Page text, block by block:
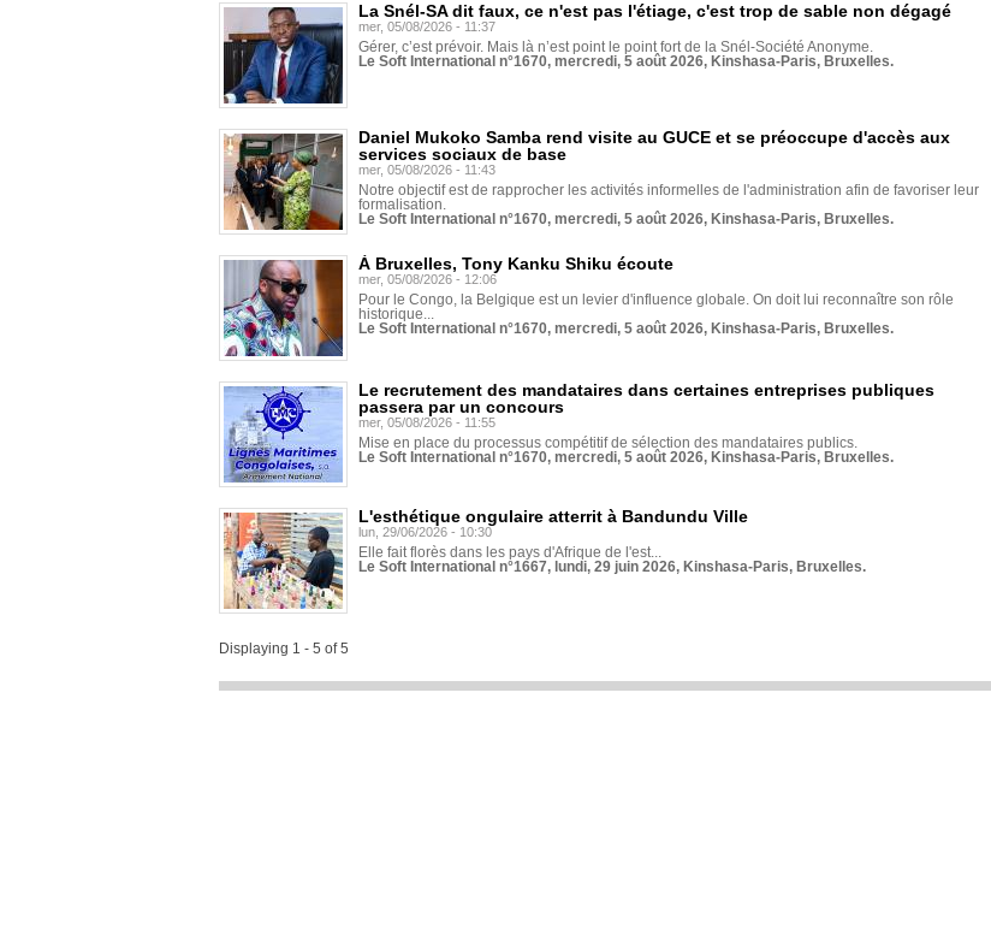
La Snél-SA dit faux, ce n'est pas l'étiage, c'est trop de sable non dégagé
mer, 05/08/2026 - 11:37
Gérer, c’est prévoir. Mais là n’est point le point fort de la Snél-Société Anonyme.
Le Soft International n°1670, mercredi, 5 août 2026, Kinshasa-Paris, Bruxelles.
Daniel Mukoko Samba rend visite au GUCE et se préoccupe d'accès aux
services sociaux de base
mer, 05/08/2026 - 11:43
Notre objectif est de rapprocher les activités informelles de l'administration afin de favoriser leur
formalisation.
Le Soft International n°1670, mercredi, 5 août 2026, Kinshasa-Paris, Bruxelles.
À Bruxelles, Tony Kanku Shiku écoute
mer, 05/08/2026 - 12:06
Pour le Congo, la Belgique est un levier d'influence globale. On doit lui reconnaître son rôle
historique...
Le Soft International n°1670, mercredi, 5 août 2026, Kinshasa-Paris, Bruxelles.
Le recrutement des mandataires dans certaines entreprises publiques
passera par un concours
mer, 05/08/2026 - 11:55
Mise en place du processus compétitif de sélection des mandataires publics.
Le Soft International n°1670, mercredi, 5 août 2026, Kinshasa-Paris, Bruxelles.
L'esthétique ongulaire atterrit à Bandundu Ville
lun, 29/06/2026 - 10:30
Elle fait florès dans les pays d'Afrique de l'est...
Le Soft International n°1667, lundi, 29 juin 2026, Kinshasa-Paris, Bruxelles.
Displaying 1 - 5 of 5